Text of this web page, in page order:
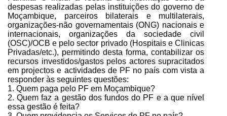
despesas realizadas pelas instituições do governo de
Moçambique, parceiros bilaterais e multilaterais,
organizações-não governamentais (ONG) nacionais e
internacionais, organizações da sociedade civil
(OSC)/OCB e pelo sector privado (Hospitais e Clinicas
Privadas/etc.), permitindo desta forma, contabilizar os
recursos investidos/gastos pelos actores supracitados
em projectos e actividades de PF no país com vista a
responder às seguintes questões:
1. Quem paga pelo PF em Moçambique?
2. Quem faz a gestão dos fundos do PF e a que nível
essa gestão é feita?